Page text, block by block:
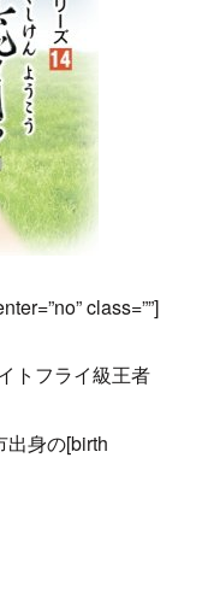
class=””]
トフライ級王者
出身の[birth